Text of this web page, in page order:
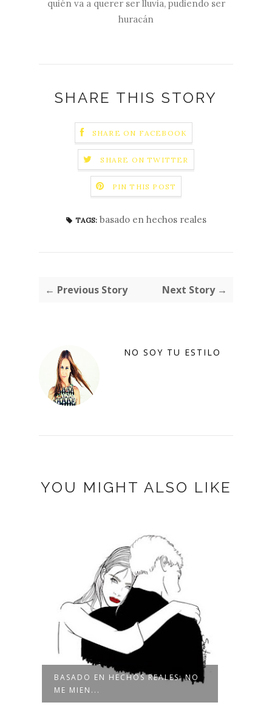
quién va a querer ser lluvia, pudiendo ser
huracán
SHARE THIS STORY
SHARE ON FACEBOOK
SHARE ON TWITTER
PIN THIS POST
TAGS: basado en hechos reales
← Previous Story Next Story →
NO SOY TU ESTILO
YOU MIGHT ALSO LIKE
BASADO EN HECHOS REALES: NO
ME MIEN...